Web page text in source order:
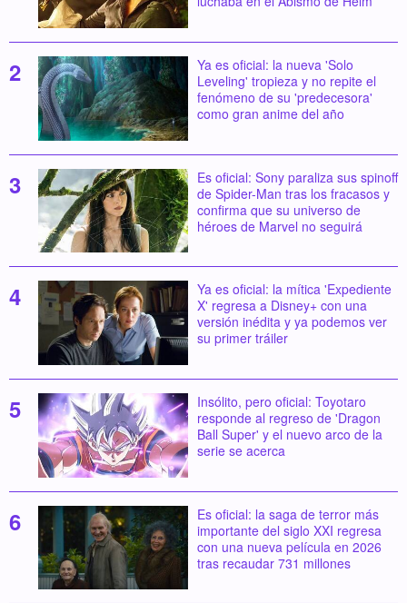
Ya es oficial: la nueva 'Solo
Leveling' tropieza y no repite el
fenómeno de su 'predecesora'
como gran anime del año
Es oficial: Sony paraliza sus spinoff
de Spider-Man tras los fracasos y
confirma que su universo de
héroes de Marvel no seguirá
Ya es oficial: la mítica 'Expediente
X' regresa a Disney+ con una
versión inédita y ya podemos ver
su primer tráiler
Insólito, pero oficial: Toyotaro
responde al regreso de 'Dragon
Ball Super' y el nuevo arco de la
serie se acerca
Es oficial: la saga de terror más
importante del siglo XXI regresa
con una nueva película en 2026
tras recaudar 731 millones